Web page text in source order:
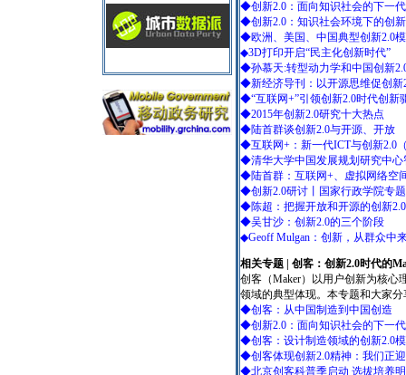
◆创新2.0：面向知识社会的下一
◆创新2.0：知识社会环境下的创
◆欧洲、美国、中国典型创新2.0
◆3D打印开启“民主化创新时代”
◆孙慕天:转型动力学和中国创新
◆新经济导刊：以开源思维促创新
◆“互联网+”引领创新2.0时代创新
◆2015年创新2.0研究十大热点
◆陆首群谈创新2.0与开源、开放
◆互联网+：新一代ICT与创新2.0
◆清华大学中国发展规划研究中心
◆陆首群：互联网+、虚拟网络空
◆创新2.0研讨丨国家行政学院专
◆陈超：把握开放和开源的创新
◆吴甘沙：创新2.0的三个阶段
◆Geoff Mulgan：创新，从群众中
相关专题 | 创客：创新2.0时代的
创客（Maker）以用户创新为核心
领域的典型体现。本专题和大家
◆创客：从中国制造到中国创造
◆创新2.0：面向知识社会的下一
◆创客：设计制造领域的创新2.0
◆创客体现创新2.0精神：我们正
◆北京创客科普季启动 选拔培养